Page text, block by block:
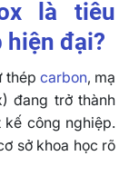
là tiêu
đại?
thép carbon, mạ
đang trở thành
công nghiệp.
sở khoa học rõ